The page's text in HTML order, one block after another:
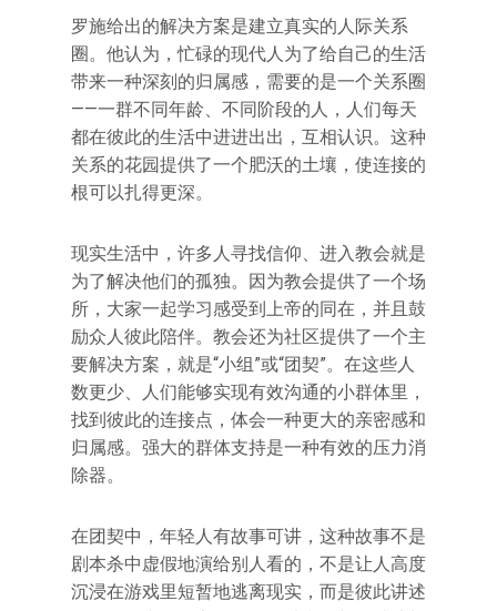
罗施给出的解决方案是建立真实的人际关系
圈。他认为，忙碌的现代人为了给自己的生活
带来一种深刻的归属感，需要的是一个关系圈
——一群不同年龄、不同阶段的人，人们每天
都在彼此的生活中进进出出，互相认识。这种
关系的花园提供了一个肥沃的土壤，使连接的
根可以扎得更深。
现实生活中，许多人寻找信仰、进入教会就是
为了解决他们的孤独。因为教会提供了一个场
所，大家一起学习感受到上帝的同在，并且鼓
励众人彼此陪伴。教会还为社区提供了一个主
要解决方案，就是“小组”或“团契”。在这些人
数更少、人们能够实现有效沟通的小群体里，
找到彼此的连接点，体会一种更大的亲密感和
归属感。强大的群体支持是一种有效的压力消
除器。
在团契中，年轻人有故事可讲，这种故事不是
剧本杀中虚假地演给别人看的，不是让人高度
沉浸在游戏里短暂地逃离现实，而是彼此讲述